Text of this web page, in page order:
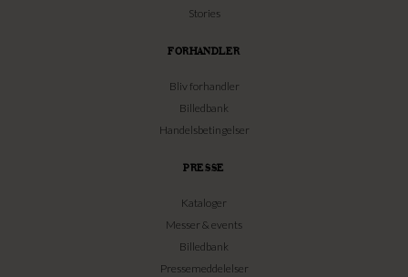
Stories
FORHANDLER
Bliv forhandler
Billedbank
Handelsbetingelser
PRESSE
Kataloger
Messer & events
Billedbank
Pressemeddelelser